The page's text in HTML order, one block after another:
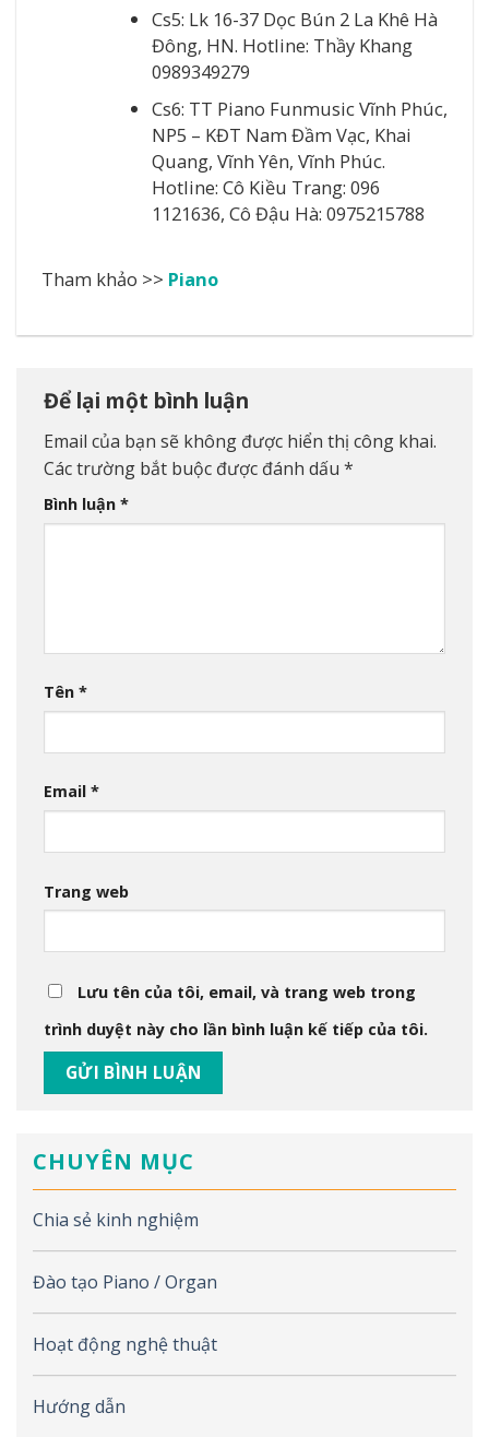
CHUYÊN MỤC
Chia sẻ kinh nghiệm
Đào tạo Piano / Organ
Hoạt động nghệ thuật
Hướng dẫn
Cs5: Lk 16-37 Dọc Bún 2 La Khê Hà
Đông, HN. Hotline: Thầy Khang
0989349279
Cs6: TT Piano Funmusic Vĩnh Phúc,
NP5 – KĐT Nam Đầm Vạc, Khai
Quang, Vĩnh Yên, Vĩnh Phúc.
Hotline: Cô Kiều Trang: 096
1121636, Cô Đậu Hà: 0975215788
Tham khảo >> Piano
Để lại một bình luận
Email của bạn sẽ không được hiển thị công khai.
Các trường bắt buộc được đánh dấu *
Bình luận *
Tên *
Email *
Trang web
Lưu tên của tôi, email, và trang web trong
trình duyệt này cho lần bình luận kế tiếp của tôi.